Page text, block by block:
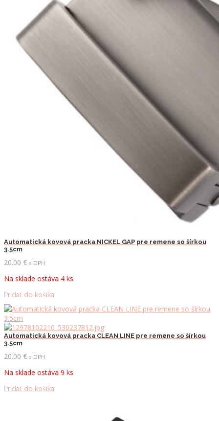
Automatická kovová pracka NICKEL GAP pre remene so šírkou
3.5cm
20.00 € s DPH
Na sklade ostáva 4 ks
Pridať do košíka
Automatická kovová pracka CLEAN LINE pre remene so šírkou
3.5cm
20.00 € s DPH
Na sklade ostáva 9 ks
Pridať do košíka